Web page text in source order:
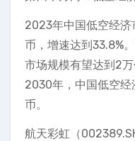
2023年中国低空经
币，增速达到33.8%
市场规模有望达到2
2030年，中国低空经
币。
航天彩虹（